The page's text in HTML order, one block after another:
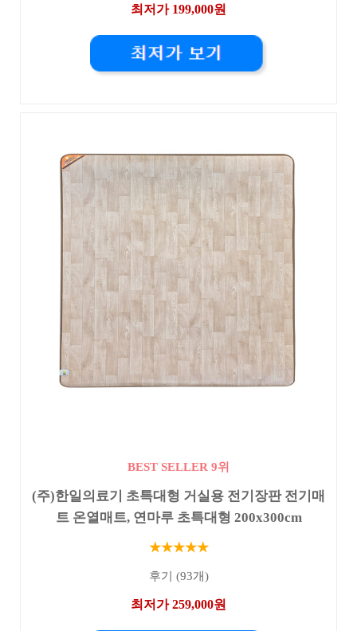
최저가 199,000원
BEST SELLER 9위
(주)한일의료기 초특대형 거실용 전기장판 전기매
트 온열매트, 연마루 초특대형 200x300cm
★★★★★
후기 (93개)
최저가 259,000원